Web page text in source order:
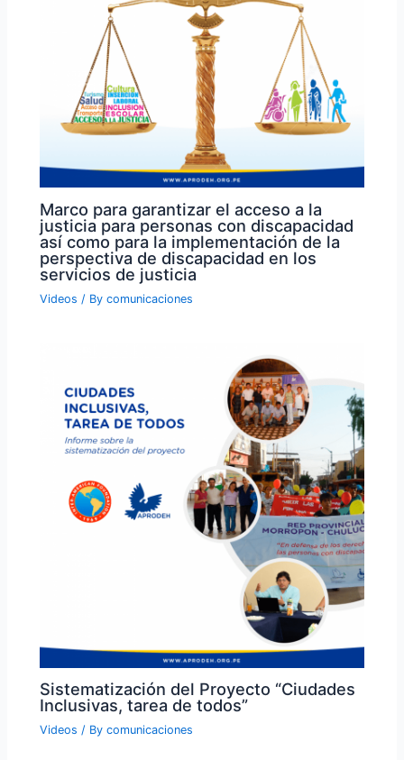
Marco para garantizar el acceso a la
justicia para personas con discapacidad
así como para la implementación de la
perspectiva de discapacidad en los
servicios de justicia
Videos / Bycomunicaciones
Sistematización del Proyecto “Ciudades
Inclusivas, tarea de todos”
Videos / Bycomunicaciones